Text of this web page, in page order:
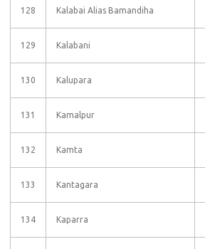
128 Kalabai Alias Bamandiha
129 Kalabani
130 Kalupara
131 Kamalpur
132 Kamta
133 Kantagara
134 Kaparra